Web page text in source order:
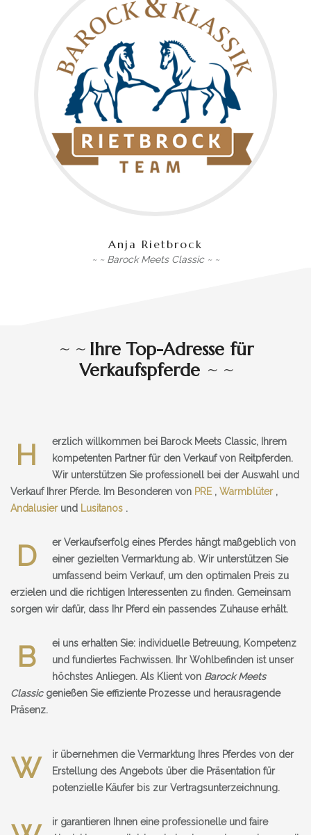
Anja Rietbrock
~ ~ Barock Meets Classic ~ ~
~ ~ Ihre Top-Adresse für
Verkaufspferde ~ ~
H
erzlich willkommen bei Barock Meets Classic, Ihrem
kompetenten Partner für den Verkauf von Reitpferden.
Wir unterstützen Sie professionell bei der Auswahl und
Verkauf Ihrer Pferde. Im Besonderen von PRE , Warmblüter,
Andalusierund Lusitanos .
D
er Verkaufserfolg eines Pferdes hängt maßgeblich von
einer gezielten Vermarktung ab. Wir unterstützen Sie
umfassend beim Verkauf, um den optimalen Preis zu
erzielen und die richtigen Interessenten zu finden. Gemeinsam
sorgen wir dafür, dass Ihr Pferd ein passendes Zuhause erhält.
B
ei uns erhalten Sie: individuelle Betreuung, Kompetenz
und fundiertes Fachwissen. Ihr Wohlbefinden ist unser
höchstes Anliegen. Als Klient von Barock Meets
Classicgenießen Sie effiziente Prozesse und herausragende
Präsenz.
W
ir übernehmen die Vermarktung Ihres Pferdes von der
Erstellung des Angebots über die Präsentation für
potenzielle Käufer bis zur Vertragsunterzeichnung.
ir garantieren Ihnen eine professionelle und faire